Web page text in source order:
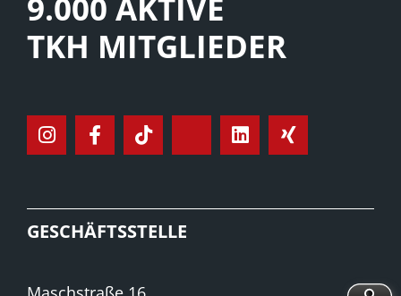
TKH MITGLIEDER
GESCHÄFTSSTELLE